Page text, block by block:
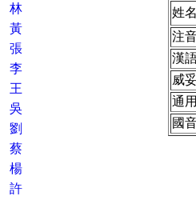
林
黃
張
李
王
吳
劉
蔡
楊
許
姓名
注
漢
威
通
國